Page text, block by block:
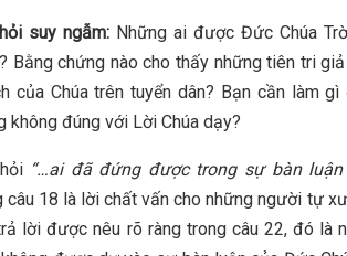
suy ngẫm: Những ai được Đức Chúa
Bằng chứng nào cho thấy những tiên tri
của Chúa trên tuyển dân? Bạn cần làm
không đúng với Lời Chúa dạy?
“…ai đã đứng được trong sự bàn luận
câu 18 là lời chất vấn cho những người tự
lời được nêu rõ ràng trong câu 22, đó là